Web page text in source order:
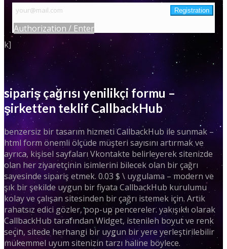
Authorization / Enter
k]
sipariş çağrısı yenilikçi formu –
şirketten teklif CallbackHub
benzersiz bir tasarım hizmeti CallbackHub ile sunmak –
html form önemli ölçüde müşteri sayısını artırmak ve
ayrıca, kişisel sayfaları Vkontakte belirleyerek sitenizde
olan her ziyaretçinin isimlerini bilecek olan bir çağrı
sayesinde sipariş etmek. 0.03 $ \ uygulama – modern ve
şık bir şekilde uygun bir fiyata CallbackHub kurulumu
kolay ve çalışan sitesinden bir çağrı istemek için. Artık
rahatsız edici gözler, pop-up pencereler. yakışıklı olarak
CallbackHub tarafından Widget, istenilen boyut ve renk
seçin, sitede herhangi bir uygun bir yere yerleştirilebilir
mükemmel uyum sitenizin tarzı haline böylece.